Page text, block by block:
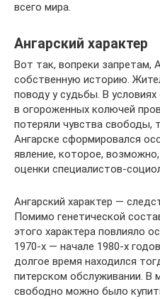
всего мира.
Ангарский характер
Вот так, вопреки запретам,
собственную историю.
поводу у судьбы. В
в огороженных колючей
потеряли чувства свободы,
Ангарске сформировался
явление, которое,
оценки специалистов-
Ангарский характер —
Помимо генетической
этого характера повлияло
1970-х — начале 1980-х
долгое время находился
питерском обслуживании. В
свободно можно было